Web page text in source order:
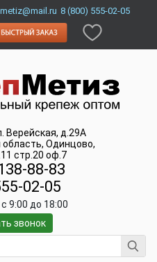
8 (800) 555-02-05
Верейская, д.29А
область, Одинцово,
стр.20 оф.7
88-83
02-05
9:00 до 18:00
звонок